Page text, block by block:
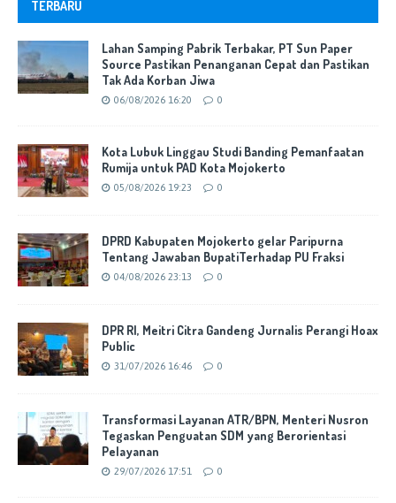
TERBARU
Lahan Samping Pabrik Terbakar, PT Sun Paper
Source Pastikan Penanganan Cepat dan Pastikan
Tak Ada Korban Jiwa
06/08/2026 16:20 0
Kota Lubuk Linggau Studi Banding Pemanfaatan
Rumija untuk PAD Kota Mojokerto
05/08/2026 19:23 0
DPRD Kabupaten Mojokerto gelar Paripurna
Tentang Jawaban BupatiTerhadap PU Fraksi
04/08/2026 23:13 0
DPR RI, Meitri Citra Gandeng Jurnalis Perangi Hoax
Public
31/07/2026 16:46 0
Transformasi Layanan ATR/BPN, Menteri Nusron
Tegaskan Penguatan SDM yang Berorientasi
Pelayanan
29/07/2026 17:51 0